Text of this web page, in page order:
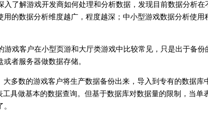
入了解游戏开发商如何处理和分析数据，发现目前数据分析
的数据分析维度越广，程度越深；中小型游戏数据分析使用
游戏客户在小型页游和大厅类游戏中比较常见，只是出于备份
者服务器做数据存储。
大多数的游戏客户将生产数据备份出来，导入到专有的数据库
具做基本的数据查询。但基于数据库对数据量的限制，当单